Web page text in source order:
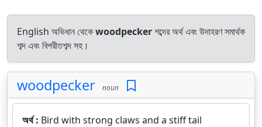
English অভিধান থেকেwoodpeckerশব্দের অর্থ এবং উদাহরণ সমার্থক
শব্দ এবং বিপরীতশব্দ সহ।
woodpecker noun
অর্থ : Bird with strong claws and a stiff tail